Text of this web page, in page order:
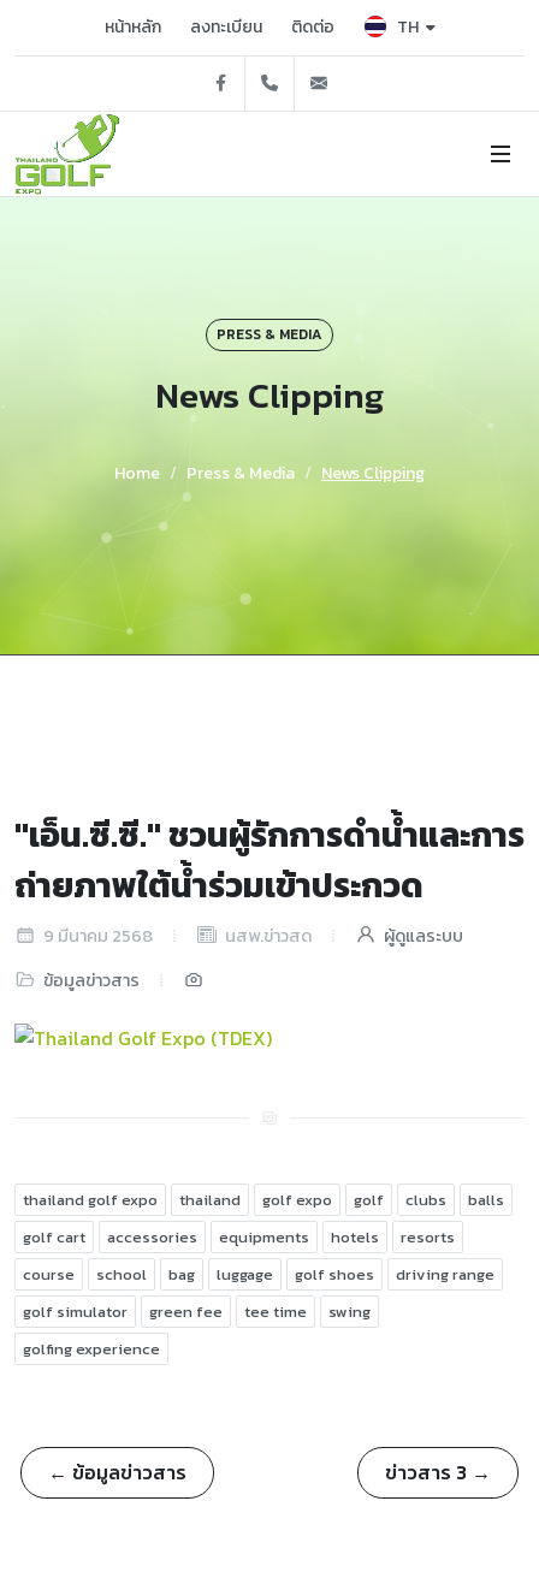
หน้าหลัก ลงทะเบียน ติดต่อ TH
Facebook02 229 3503, 3515
PRESS & MEDIA
News Clipping
Home Press & Media News Clipping
"เอ็น.ซี.ซี." ชวนผู้รักการดำน้ำและการ
ถ่ายภาพใต้น้ำร่วมเข้าประกวด
9 มีนาคม 2568 นสพ.ข่าวสด
ผู้ดูแลระบบ
ข้อมูลข่าวสาร
thailand golf expo thailand golf expo golf clubs
balls
golf cart
accessories equipments hotels
resorts
course
school bag luggage golf shoes
driving range
golf simulator
green fee tee time
swing
golfing experience
← ข้อมูลข่าวสาร ข่าวสาร 3 →